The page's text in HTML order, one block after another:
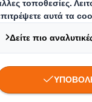
υπόσχεσή